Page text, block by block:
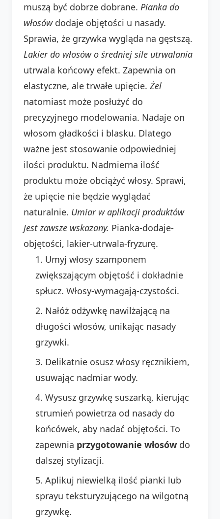
muszą być dobrze dobrane. Pianka do
włosówdodaje objętości u nasady.
Sprawia, że grzywka wygląda na gęstszą.
Lakier do włosów o średniej sile utrwalania
utrwala końcowy efekt. Zapewnia on
elastyczne, ale trwałe upięcie. Żel
natomiast może posłużyć do
precyzyjnego modelowania. Nadaje on
włosom gładkości i blasku. Dlatego
ważne jest stosowanie odpowiedniej
ilości produktu. Nadmierna ilość
produktu może obciążyć włosy. Sprawi,
że upięcie nie będzie wyglądać
naturalnie. Umiar w aplikacji produktów
jest zawsze wskazany. Pianka-dodaje-
objętości, lakier-utrwala-fryzurę.
Umyj włosy szamponem
zwiększającym objętość i dokładnie
spłucz. Włosy-wymagają-czystości.
Nałóż odżywkę nawilżającą na
długości włosów, unikając nasady
grzywki.
Delikatnie osusz włosy ręcznikiem,
usuwając nadmiar wody.
Wysusz grzywkę suszarką, kierując
strumień powietrza od nasady do
końcówek, aby nadać objętości. To
zapewnia przygotowanie włosów do
dalszej stylizacji.
Aplikuj niewielką ilość pianki lub
sprayu teksturyzującego na wilgotną
grzywkę.